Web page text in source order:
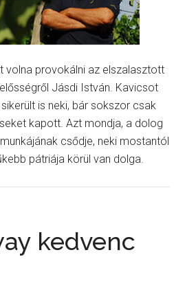
volna provokálni az elszalasztott
Jásdi István. Kavicsot
is neki, bár sokszor csak
kapott. Azt mondja, a dolog
csődje, neki mostantól
pátriája körül van dolga.
kedvenc